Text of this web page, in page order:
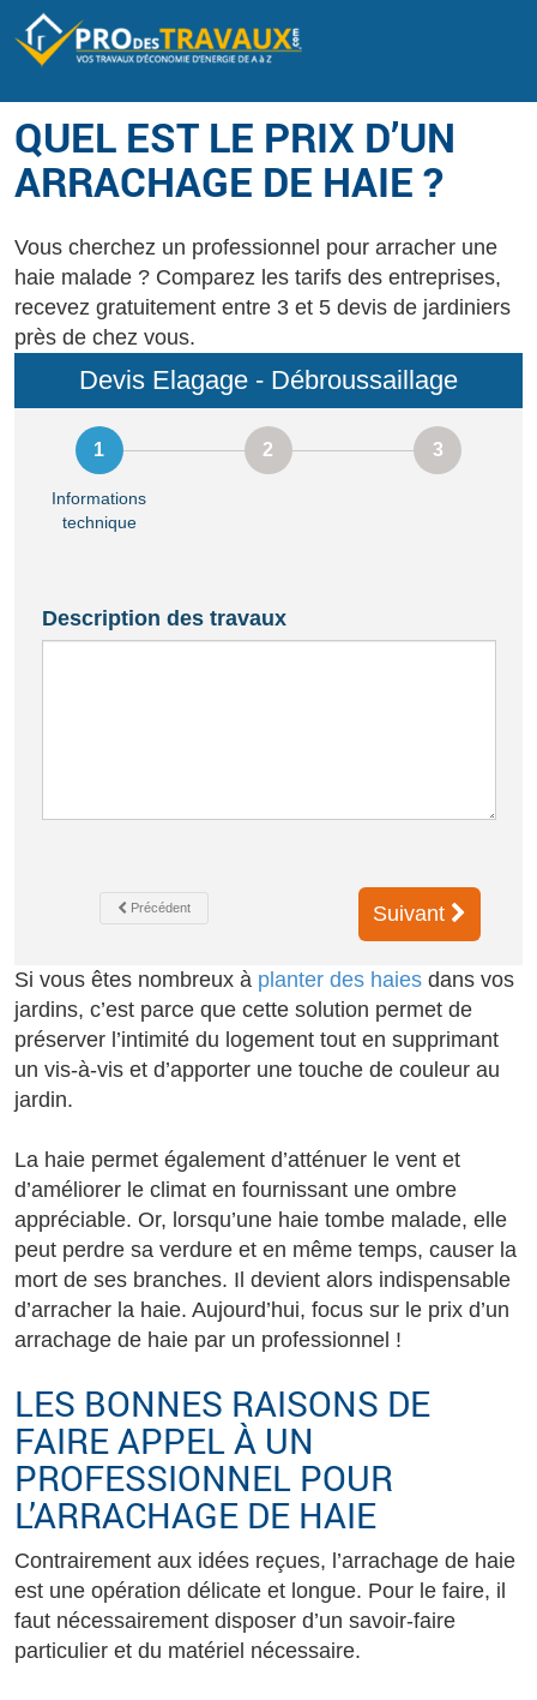
QUEL EST LE PRIX D’UN
ARRACHAGE DE HAIE ?
Vous cherchez un professionnel pour arracher une
haie malade ? Comparez les tarifs des entreprises,
recevez gratuitement entre 3 et 5 devis de jardiniers
près de chez vous.
Devis Elagage - Débroussaillage
Informations
technique
Description des travaux
Précédent Suivant
Si vous êtes nombreux à planter des haies dans vos
jardins, c’est parce que cette solution permet de
préserver l’intimité du logement tout en supprimant
un vis-à-vis et d’apporter une touche de couleur au
jardin.
La haie permet également d’atténuer le vent et
d’améliorer le climat en fournissant une ombre
appréciable. Or, lorsqu’une haie tombe malade, elle
peut perdre sa verdure et en même temps, causer la
mort de ses branches. Il devient alors indispensable
d’arracher la haie. Aujourd’hui, focus sur le prix d’un
arrachage de haie par un professionnel !
LES BONNES RAISONS DE
FAIRE APPEL À UN
PROFESSIONNEL POUR
L’ARRACHAGE DE HAIE
Contrairement aux idées reçues, l’arrachage de haie
est une opération délicate et longue. Pour le faire, il
faut nécessairement disposer d’un savoir-faire
particulier et du matériel nécessaire.